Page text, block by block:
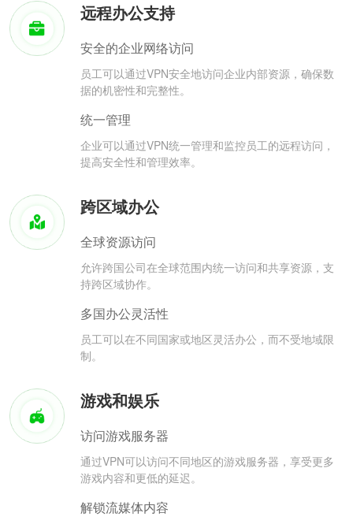
远程办公支持
安全的企业网络访问
员工可以通过VPN安全地访问企业内部资源，确保数
据的机密性和完整性。
统一管理
企业可以通过VPN统一管理和监控员工的远程访问，
提高安全性和管理效率。
跨区域办公
全球资源访问
允许跨国公司在全球范围内统一访问和共享资源，支
持跨区域协作。
多国办公灵活性
员工可以在不同国家或地区灵活办公，而不受地域限
制。
游戏和娱乐
访问游戏服务器
通过VPN可以访问不同地区的游戏服务器，享受更多
游戏内容和更低的延迟。
解锁流媒体内容